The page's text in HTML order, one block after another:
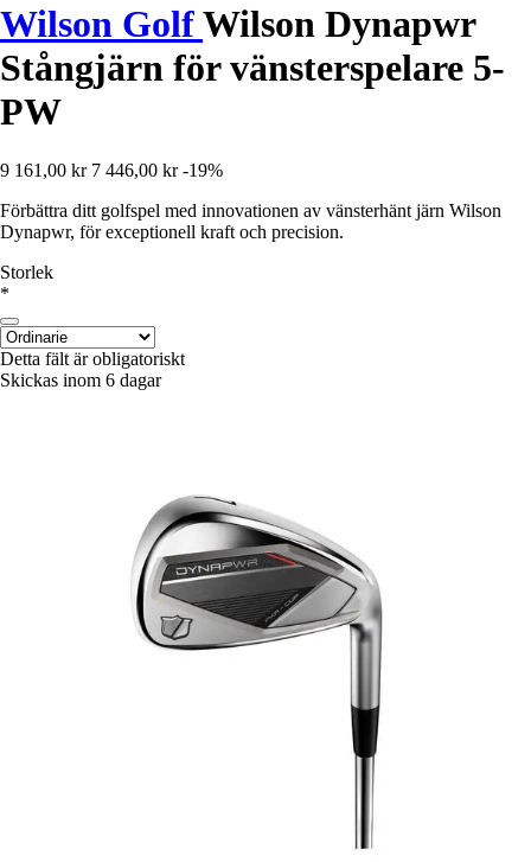
Wilson GolfWilson Dynapwr
Stångjärn för vänsterspelare 5-
PW
9 161,00 kr 7 446,00 kr -19%
Förbättra ditt golfspel med innovationen av vänsterhänt järn Wilson
Dynapwr, för exceptionell kraft och precision.
Storlek
*
Detta fält är obligatoriskt
Skickas inom 6 dagar